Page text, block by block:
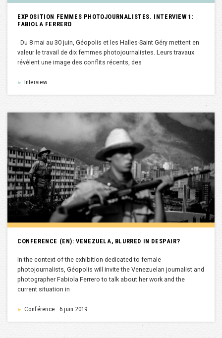
EXPOSITION FEMMES PHOTOJOURNALISTES. INTERVIEW 1:
FABIOLA FERRERO
Du 8 mai au 30 juin, Géopolis et les Halles-Saint Géry mettent en
valeur le travail de dix femmes photojournalistes. Leurs travaux
révèlent une image des conflits récents, des
► Interview :
CONFERENCE (EN): VENEZUELA, BLURRED IN DESPAIR?
In the context of the exhibition dedicated to female
photojournalists, Géopolis will invite the Venezuelan journalist and
photographer Fabiola Ferrero to talk about her work and the
current situation in
► Conférence : 6 juin 2019